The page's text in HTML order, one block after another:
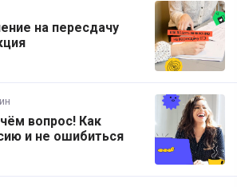
на пересдачу
вопрос! Как
и не ошибиться